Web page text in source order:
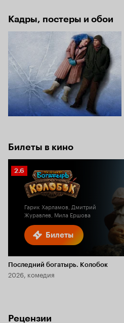
Кадры, постеры и обои
Билеты в кино
Билеты
Рейтинг
Кинопоиска
2.6
Гарик Харламов, Дмитрий
Журавлев, Мила Ершова
Последний богатырь. Колобок
2026, комедия
Рецензии